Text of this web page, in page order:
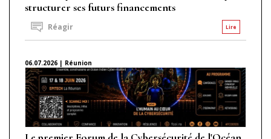
structurer ses futurs financements
Lire
Réagir
06.07.2026 | Réunion